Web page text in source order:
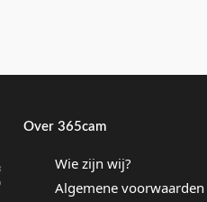
Over 365cam
Wie zijn wij?
Algemene voorwaarden